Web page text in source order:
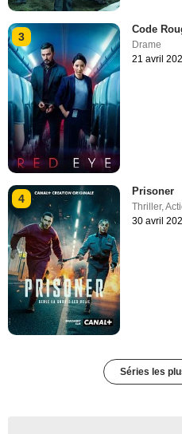
3
Code
Drame
21 avril
4
Prisoner
Thriller,
30 avril
Séries les